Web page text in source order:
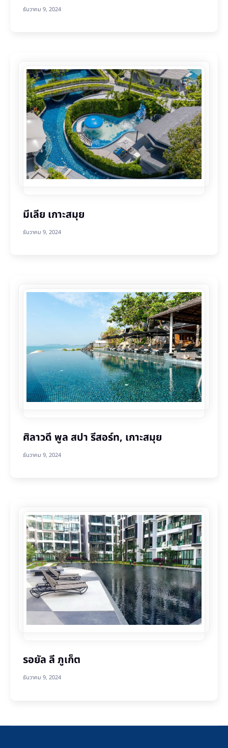
ธันวาคม 9, 2024
มีเลีย เกาะสมุย
ธันวาคม 9, 2024
ศิลาวดี พูล สปา รีสอร์ท, เกาะสมุย
ธันวาคม 9, 2024
รอยัล ลี ภูเก็ต
ธันวาคม 9, 2024